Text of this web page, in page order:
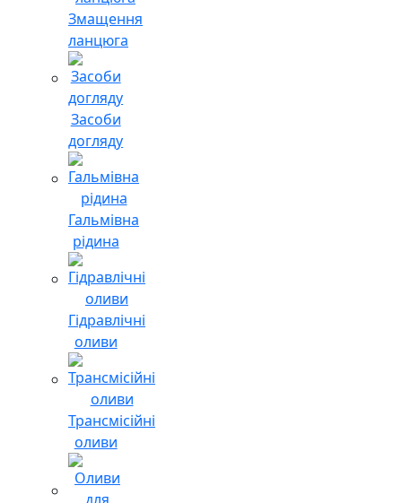
Змащення
ланцюга
Засоби
догляду
Гальмівна
рідина
Гідравлічні
оливи
Трансмісійні
оливи